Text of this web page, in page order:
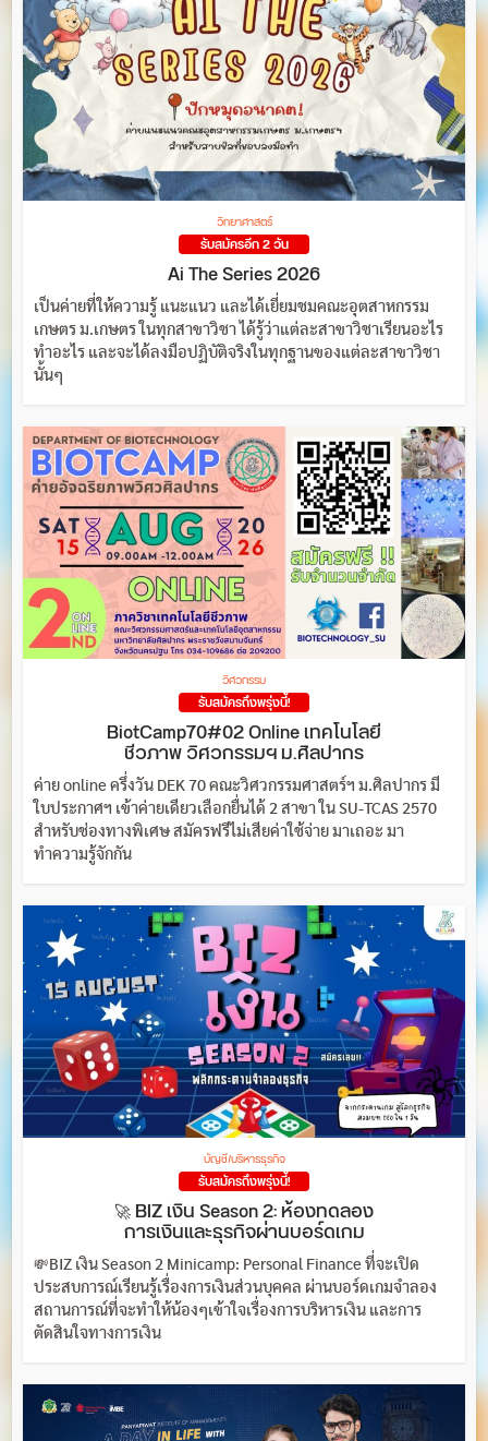
วิทยาศาสตร์
รับสมัครอีก 2 วัน
Ai The Series 2026
เป็นค่ายที่ให้ความรู้ แนะแนว และได้เยี่ยมชมคณะอุตสาหกรรม
เกษตร ม.เกษตร ในทุกสาขาวิชา ได้รู้ว่าแต่ละสาขาวิชาเรียนอะไร
ทำอะไร และจะได้ลงมือปฏิบัติจริงในทุกฐานของแต่ละสาขาวิชา
นั้นๆ
วิศวกรรม
รับสมัครถึงพรุ่งนี้!
BiotCamp70#02 Online เทคโนโลยี
ชีวภาพ วิศวกรรมฯ ม.ศิลปากร
ค่าย online ครึ่งวัน DEK 70 คณะวิศวกรรมศาสตร์ฯ ม.ศิลปากร มี
ใบประกาศฯ เข้าค่ายเดียวเลือกยื่นได้ 2 สาขา ใน SU-TCAS 2570
สำหรับช่องทางพิเศษ สมัครฟรีไม่เสียค่าใช้จ่าย มาเถอะ มา
ทำความรู้จักกัน
บัญชี/บริหารธุรกิจ
รับสมัครถึงพรุ่งนี้!
🚀 BIZ เงิน Season 2: ห้องทดลอง
การเงินและธุรกิจผ่านบอร์ดเกม
💸BIZ เงิน Season 2 Minicamp: Personal Finance ที่จะเปิด
ประสบการณ์เรียนรู้เรื่องการเงินส่วนบุคคล ผ่านบอร์ดเกมจำลอง
สถานการณ์ที่จะทำให้น้องๆเข้าใจเรื่องการบริหารเงิน และการ
ตัดสินใจทางการเงิน